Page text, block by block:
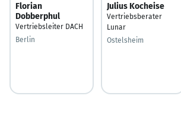
Florian
Dobberphul
Vertriebsleiter DACH
Berlin
Julius Kocheise
Vertriebsberater
Lunar
Ostelsheim